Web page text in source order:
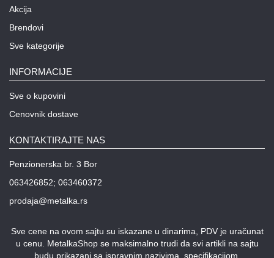
Akcija
Brendovi
Sve kategorije
INFORMACIJE
Sve o kupovini
Cenovnik dostave
KONTAKTIRAJTE NAS
Penzionerska br. 3 Bor
063426852; 063460372
prodaja@metalka.rs
Sve cene na ovom sajtu su iskazane u dinarima, PDV je uračunat
u cenu. MetalkaShop se maksimalno trudi da svi artikli na sajtu
budu prikazani sa ispravnim nazivima, specifikacijom,